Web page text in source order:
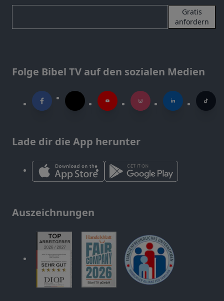
Gratis
anfordern
Folge Bibel TV auf den sozialen Medien
Lade dir die App herunter
Auszeichnungen